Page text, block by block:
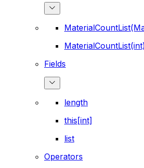
Fields
length
this[int]
list
Operators